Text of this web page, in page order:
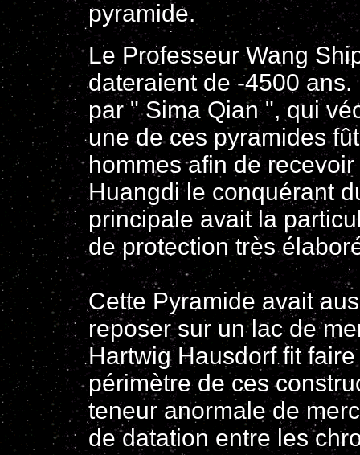
pyramide.
Le Professeur Wang
dateraient de -4500
par " Sima Qian ", qui
une de ces pyramides
hommes afin de
Huangdi le conquérant
principale avait la
de protection très
Cette Pyramide avait
reposer sur un lac de
Hartwig Hausdorf fit
périmètre de ces
teneur anormale de
de datation entre les